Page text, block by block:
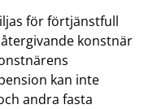
för förtjänstfull
konstnär
kan inte
andra fasta